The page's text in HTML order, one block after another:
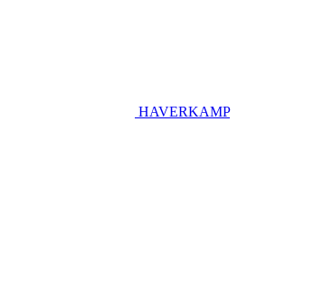
HAVERKAMP